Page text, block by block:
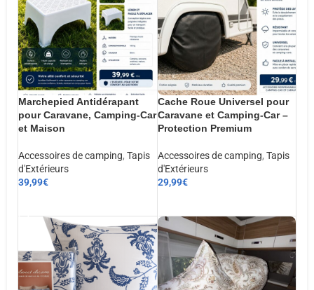
Marchepied Antidérapant
pour Caravane, Camping-Car
et Maison
Accessoires de camping, Tapis
d'Extérieurs
39,99€
Cache Roue Universel pour
Caravane et Camping-Car –
Protection Premium
Accessoires de camping, Tapis
d'Extérieurs
29,99€